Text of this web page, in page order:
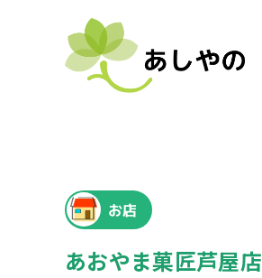
お店
あおやま菓匠芦屋店